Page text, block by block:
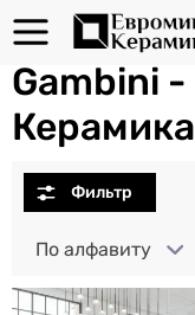
Gambini
По алфавиту